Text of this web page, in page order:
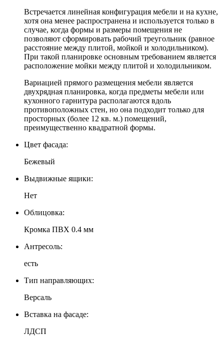
Встречается линейная конфигурация мебели и на кухне,
хотя она менее распространена и используется только в
случае, когда формы и размеры помещения не
позволяют сформировать рабочий треугольник (равное
расстояние между плитой, мойкой и холодильником).
При такой планировке основным требованием является
расположение мойки между плитой и холодильником.
Вариацией прямого размещения мебели является
двухрядная планировка, когда предметы мебели или
кухонного гарнитура располагаются вдоль
противоположных стен, но она подходит только для
просторных (более 12 кв. м.) помещений,
преимущественно квадратной формы.
Цвет фасада:
Бежевый
Выдвижные ящики:
Нет
Облицовка:
Кромка ПВХ 0.4 мм
Антресоль:
есть
Тип направляющих:
Версаль
Вставка на фасаде:
ЛДСП